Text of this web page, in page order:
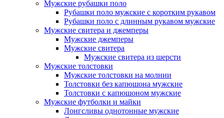
Мужские рубашки поло
Рубашки поло мужские с коротким рукавом
Рубашки поло с длинным рукавом мужские
Мужские свитера и джемперы
Мужские джемперы
Мужские свитера
Мужские свитера из шерсти
Мужские толстовки
Мужские толстовки на молнии
Толстовки без капюшона мужские
Толстовки с капюшоном мужские
Мужские футболки и майки
Лонгсливы однотонные мужские